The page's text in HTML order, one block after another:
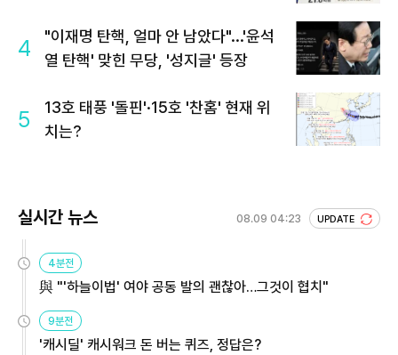
4
"이재명 탄핵, 얼마 안 남았다"...'윤석
열 탄핵' 맞힌 무당, '성지글' 등장
5
13호 태풍 '돌핀'·15호 '찬홈' 현재 위
치는?
실시간 뉴스 08.09 04:23 UPDATE
4분전
與 "'하늘이법' 여야 공동 발의 괜찮아…그것이 협치"
9분전
'캐시딜' 캐시워크 돈 버는 퀴즈, 정답은?